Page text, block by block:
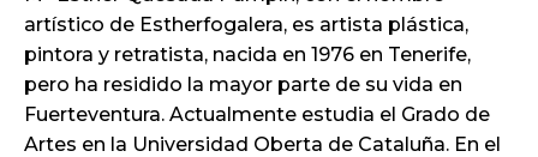
artístico de Estherfogalera, es artista plástica,
pintora y retratista, nacida en 1976 en Tenerife,
pero ha residido la mayor parte de su vida en
Fuerteventura. Actualmente estudia el Grado de
Artes en la Universidad Oberta de Cataluña. En el